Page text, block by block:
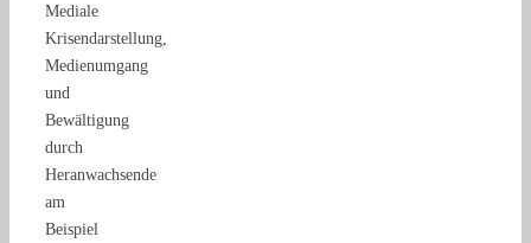
Mediale
Krisendarstellung,
Medienumgang
und
Bewältigung
durch
Heranwachsende
am
Beispiel